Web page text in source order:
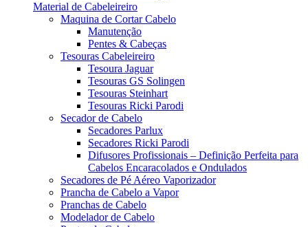
Material de Cabeleireiro
Maquina de Cortar Cabelo
Manutenção
Pentes & Cabeças
Tesouras Cabeleireiro
Tesoura Jaguar
Tesouras GS Solingen
Tesouras Steinhart
Tesouras Ricki Parodi
Secador de Cabelo
Secadores Parlux
Secadores Ricki Parodi
Difusores Profissionais – Definição Perfeita para
Cabelos Encaracolados e Ondulados
Secadores de Pé Aéreo Vaporizador
Prancha de Cabelo a Vapor
Pranchas de Cabelo
Modelador de Cabelo